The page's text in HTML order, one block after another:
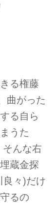
る権藤
曲がった
る自ら
うた
んな右
蔵金探
良々)だけ
るの